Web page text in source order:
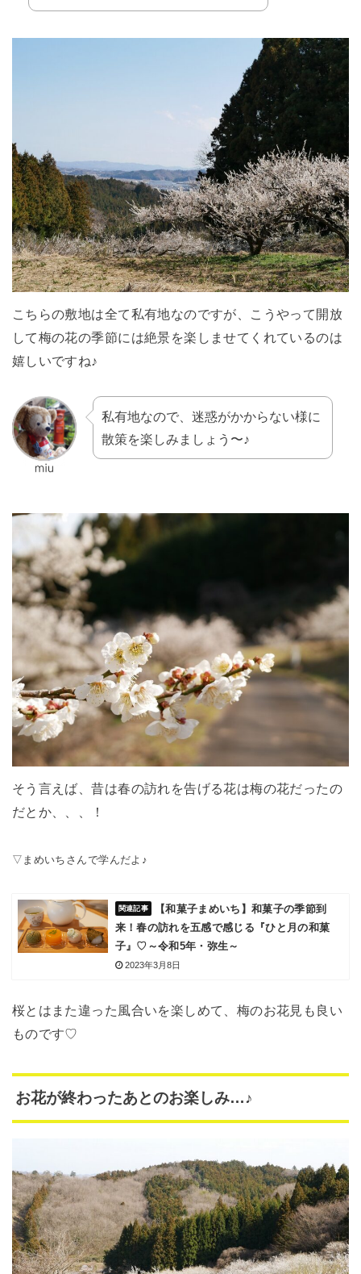
こちらの敷地は全て私有地なのですが、こうやって開放
して梅の花の季節には絶景を楽しませてくれているのは
嬉しいですね♪
私有地なので、迷惑がかからない様に
散策を楽しみましょう〜♪
そう言えば、昔は春の訪れを告げる花は梅の花だったの
だとか、、、！
▽まめいちさんで学んだよ♪
【和菓子まめいち】和菓子の季節到
来！春の訪れを五感で感じる『ひと月の和菓
子』♡～令和5年・弥生～
2023年3月8日
桜とはまた違った風合いを楽しめて、梅のお花見も良い
ものです♡
お花が終わったあとのお楽しみ…♪